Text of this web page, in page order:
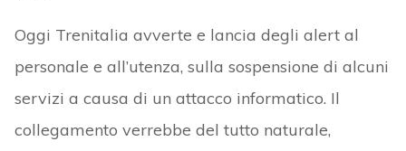
Oggi Trenitalia avverte e lancia degli alert al
personale e all’utenza, sulla sospensione di alcuni
servizi a causa di un attacco informatico. Il
collegamento verrebbe del tutto naturale,